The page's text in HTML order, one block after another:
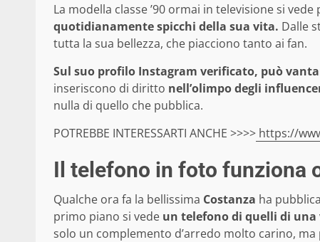
La modella classe ’90 ormai in televisione si
quotidianamente spicchi della sua vita. Dalle
tutta la sua bellezza, che piacciono tanto ai fan.
Sul suo profilo Instagram verificato, può
inseriscono di diritto nell’olimpo degli
nulla di quello che pubblica.
POTREBBE INTERESSARTI ANCHE >>>> https://
Il telefono in foto funziona
Qualche ora fa la bellissima Costanza ha
primo piano si vede un telefono di quelli di
solo un complemento d’arredo molto carino,